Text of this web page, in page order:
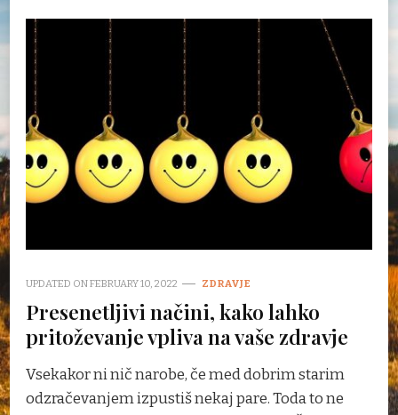
UPDATED ONFEBRUARY 10, 2022 ZDRAVJE
Presenetljivi načini, kako lahko
pritoževanje vpliva na vaše zdravje
Vsekakor ni nič narobe, če med dobrim starim
odzračevanjem izpustiš nekaj pare. Toda to ne